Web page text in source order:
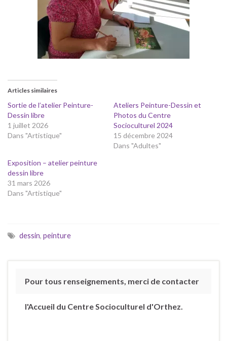
Articles similaires
Sortie de l’atelier Peinture-
Dessin libre
1 juillet 2026
Dans "Artistique"
Ateliers Peinture-Dessin et
Photos du Centre
Socioculturel 2024
15 décembre 2024
Dans "Adultes"
Exposition – atelier peinture
dessin libre
31 mars 2026
Dans "Artistique"
dessin, peinture
Pour tous renseignements, merci de contacter
l'Accueil du Centre Socioculturel d'Orthez.